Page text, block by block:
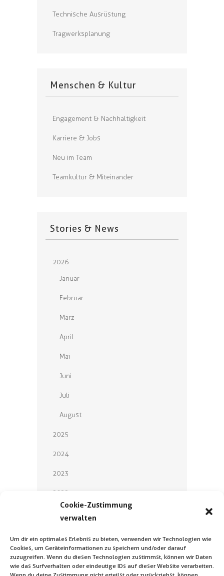
Cookie-Zustimmung
verwalten
Um dir ein optimales Erlebnis zu bieten, verwenden wir Technologien wie
Cookies, um Geräteinformationen zu speichern und/oder darauf
zuzugreifen. Wenn du diesen Technologien zustimmst, können wir Daten
wie das Surfverhalten oder eindeutige IDs auf dieser Website verarbeiten.
Technische Ausrüstung
Tragwerksplanung
Menschen & Kultur
Engagement & Nachhaltigkeit
Karriere & Jobs
Neu im Team
Teamkultur & Miteinander
Stories & News
2026
Januar
Februar
März
April
Mai
Juni
Juli
August
2025
2024
2023
2022
2019
2018